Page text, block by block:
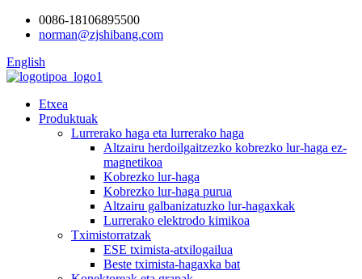
0086-18106895500
norman@zjshibang.com
English
Etxea
Produktuak
Lurrerako haga eta lurrerako haga
Altzairu herdoilgaitzezko kobrezko lur-haga ez-
magnetikoa
Kobrezko lur-haga
Kobrezko lur-haga purua
Altzairu galbanizatuzko lur-hagaxkak
Lurrerako elektrodo kimikoa
Tximistorratzak
ESE tximista-atxilogailua
Beste tximista-hagaxka bat